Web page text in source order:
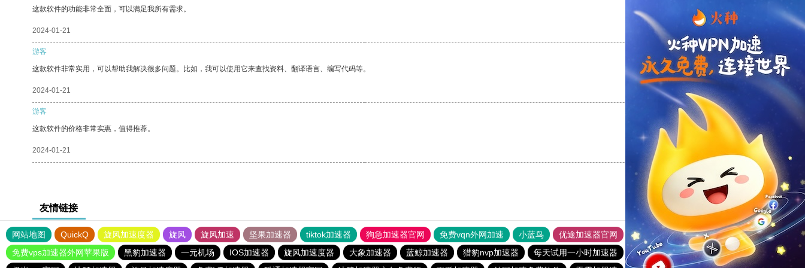
这款软件的功能非常全面，可以满足我所有需求。
2024-01-21
游客
这款软件非常实用，可以帮助我解决很多问题。比如，我可以使用它来查找资料、翻译语言、编写代码等。
2024-01-21 反对
游客
这款软件的价格非常实惠，值得推荐。
2024-01-21 反对[0]
友情链接
网站地图 QuickQ 旋风加速度器 旋风 旋风加速 坚果加速器 tiktok加速器 狗急加速器官网 免费vqn外网加速 小蓝鸟 优途加速器官网 风驰加速器 旋风加速器
八戒看书
免费vps加速器外网苹果版
黑豹加速器 一元机场 IOS加速器 旋风加速度器 大象加速器 蓝鲸加速器 猎豹nvp加速器 每天试用一小时加速器 闪电猫加速器
极光加速器